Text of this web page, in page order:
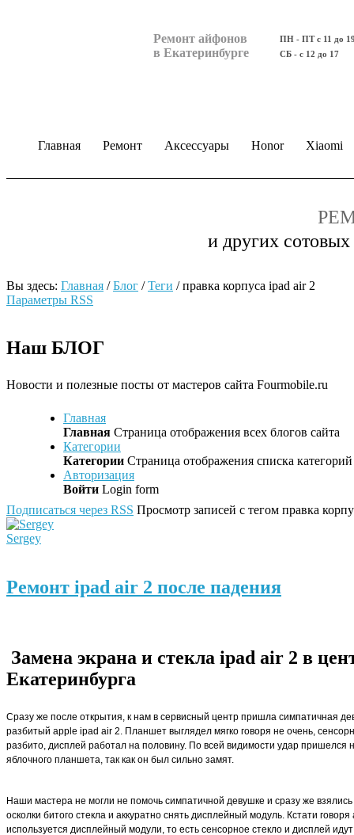
Ремонт айфонов
в Екатеринбурге
ПН - ПТ с 11 до
СБ - с 12 до 17
Главная Ремонт Аксессуары Honor Xiaomi
и других
Вы здесь: Главная /Блог /Теги /правка корпуса ipad air 2
Параметры RSS
Наш БЛОГ
Новости и полезные посты от мастеров сайта Fourmobile.ru
Главная
Главная Страница отображения всех блогов сайта
Категории
Категории Страница отображения списка
Авторизация
Войти Login form
Подписаться через RSS Просмотр записей с тегом правка
Sergey
Ремонт ipad air 2 после падения
Замена экрана и стекла ipad air 2 в
Екатеринбурга
Сразу же после открытия, к нам в сервисный центр пришла симпатичная
разбитый apple ipad air 2. Планшет выглядел мягко говоря не очень,
разбито, дисплей работал на половину. По всей видимости удар пришелся
яблочного планшета, так как он был сильно замят.
Наши мастера не могли не помочь симпатичной девушке и сразу же
осколки битого стекла и аккуратно снять дисплейный модуль. Кстати
используется дисплейный модули, то есть сенсорное стекло и дисплей